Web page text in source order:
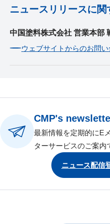
ニュースリリースに
中国塗料株式会社 営業本部
ウェブサイトからのお問
CMP's
最新情報を定期的にE
ターサービスのご案内
ニュース配信